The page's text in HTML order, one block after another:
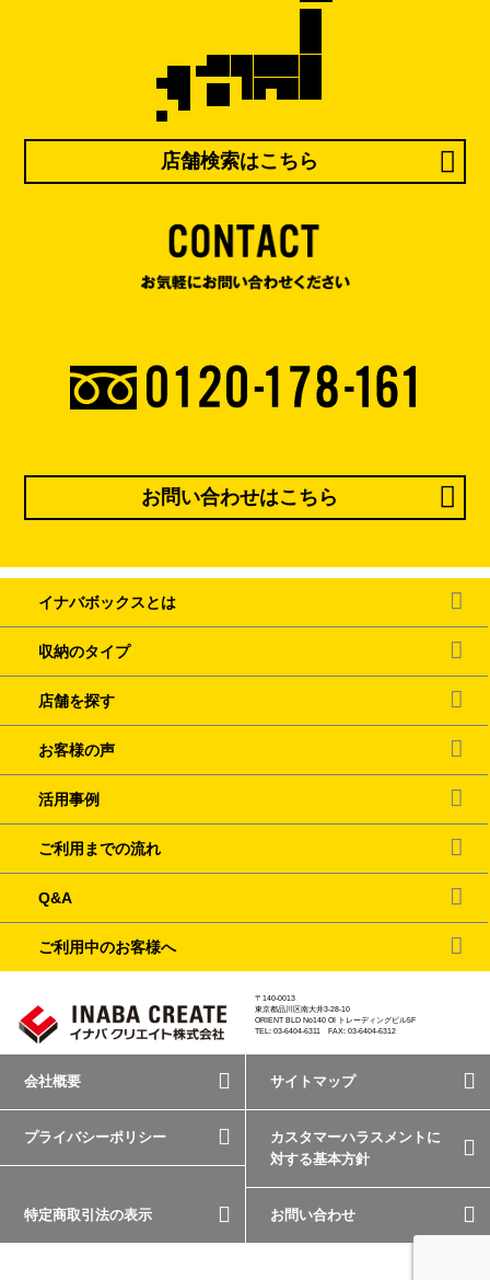
店舗検索はこちら
お問い合わせはこちら
イナバボックスとは
収納のタイプ
店舗を探す
お客様の声
活用事例
ご利用までの流れ
Q&A
ご利用中のお客様へ
〒140-0013
東京都品川区南大井3-28-10
ORIENT BLD No140 OI トレーディングビル5F
TEL: 03-6404-6311 FAX: 03-6404-6312
会社概要 サイトマップ
プライバシーポリシー
カスタマーハラスメントに
対する基本方針
特定商取引法の表示 お問い合わせ